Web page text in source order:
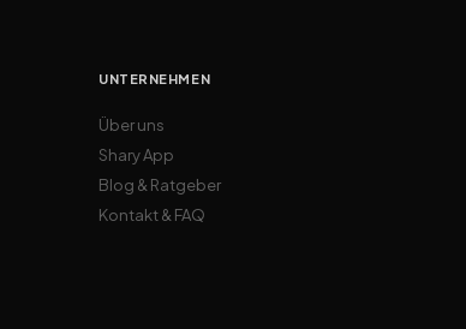
UNTERNEHMEN
Über uns
Shary App
Blog & Ratgeber
Kontakt & FAQ